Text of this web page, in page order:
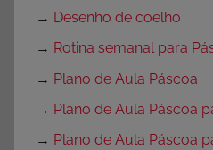
→ Desenho de coelho
→ Rotina semanal para
→ Plano de Aula Páscoa
→ Plano de Aula Páscoa
→ Plano de Aula Páscoa